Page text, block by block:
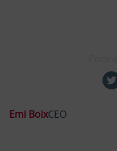
Emi BoixCEO